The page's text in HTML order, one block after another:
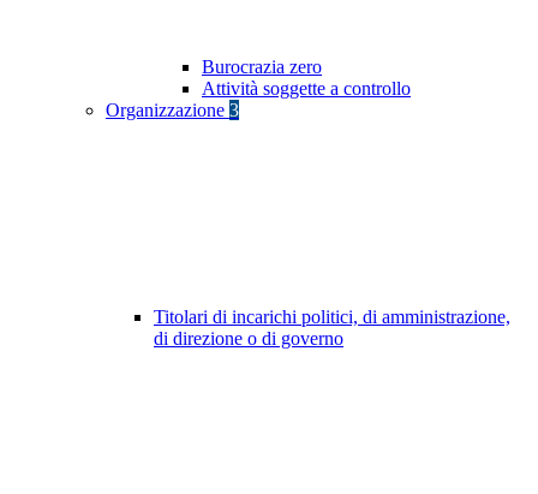
Burocrazia zero
Attività soggette a controllo
Organizzazione 3
Titolari di incarichi politici, di amministrazione,
di direzione o di governo